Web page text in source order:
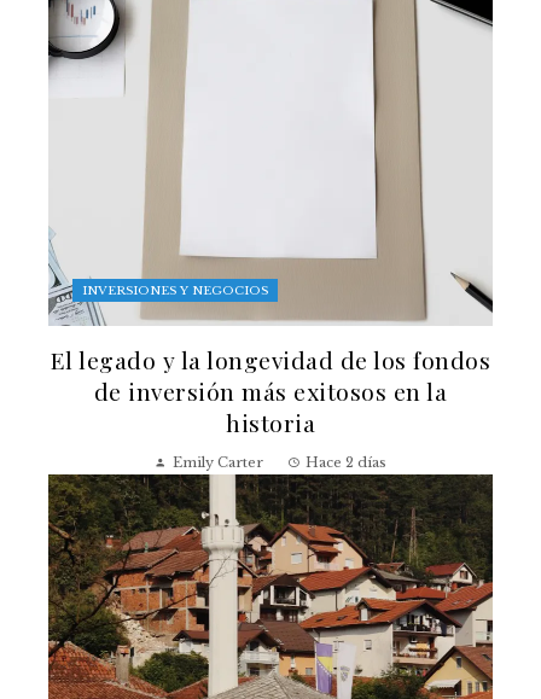
INVERSIONES Y NEGOCIOS
El legado y la longevidad de los fondos
de inversión más exitosos en la
historia
Emily Carter Hace 2 días